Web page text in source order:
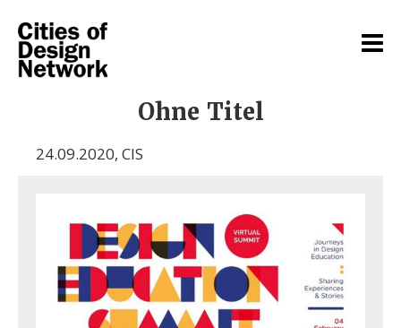
Ohne Titel
24.09.2020, CIS